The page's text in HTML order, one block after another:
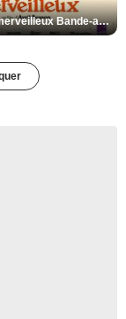
Les Matins merveilleux Bande-annonce VF